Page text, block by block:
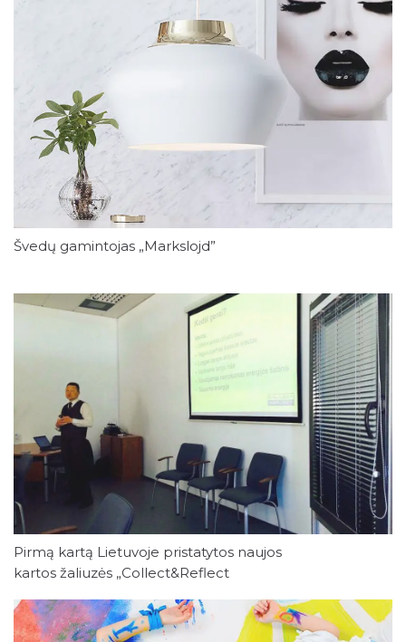
Švedų gamintojas „Markslojd”
Pirmą kartą Lietuvoje pristatytos naujos
kartos žaliuzės „Collect&Reflect